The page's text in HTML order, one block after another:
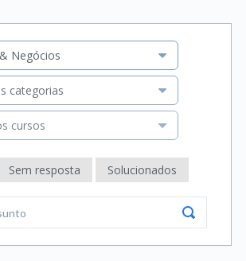
Negócios
categorias
cursos
Sem resposta Solucionados